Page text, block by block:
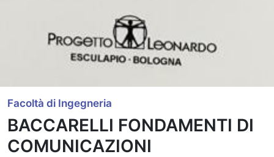
Facoltà di Ingegneria
BACCARELLI FONDAMENTI DI
COMUNICAZIONI